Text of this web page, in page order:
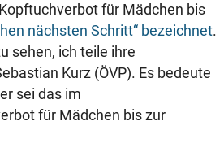
für Mädchen bis
nächsten Schritt“ bezeichnet.
sehen, ich teile ihre
Kurz (ÖVP). Es bedeute
sei das im
für Mädchen bis zur